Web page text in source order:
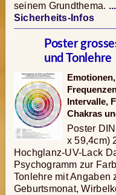
seinem Grundthema.
Sicherheits-Infos
Poster
und Tonlehre
Emotionen,
Intervalle,
Chakras
Poster
x 59,4cm)
Hochglanz-UV-Lack
Psychogramm zur
Tonlehre mit Angaben
Geburtsmonat,